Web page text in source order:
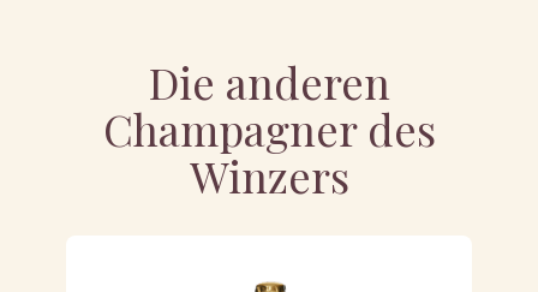
Die anderen
Champagner des
Winzers